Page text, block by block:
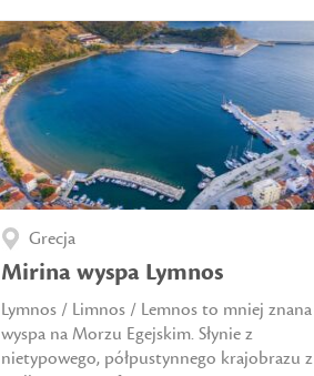
Grecja
Mirina wyspa Lymnos
Lymnos / Limnos / Lemnos to mniej znana
wyspa na Morzu Egejskim. Słynie z
nietypowego, półpustynnego krajobrazu z